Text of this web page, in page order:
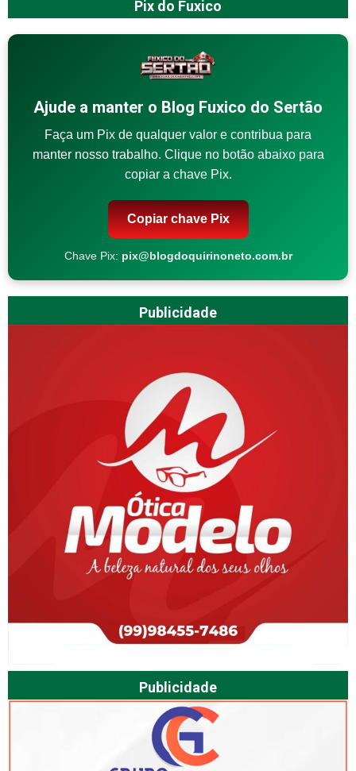
Pix do Fuxico
Ajude a manter o Blog Fuxico do Sertão
Faça um Pix de qualquer valor e contribua para
manter nosso trabalho. Clique no botão abaixo para
copiar a chave Pix.
Copiar chave Pix
Chave Pix: pix@blogdoquirinoneto.com.br
Publicidade
Publicidade